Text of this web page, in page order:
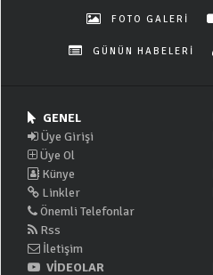
FOTO GALERİ
GÜNÜN HABELERİ
GENEL
Üye Girişi
Üye Ol
Künye
Linkler
Önemli Telefonlar
Rss
İletişim
VİDEOLAR